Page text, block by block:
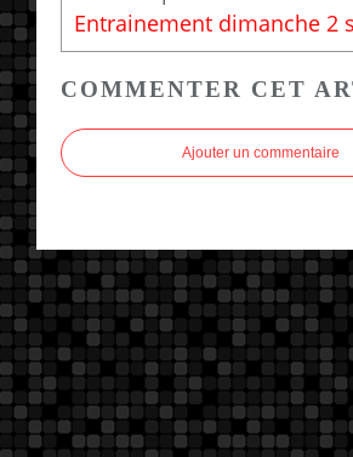
COMMENTER CET
Ajouter un commentaire